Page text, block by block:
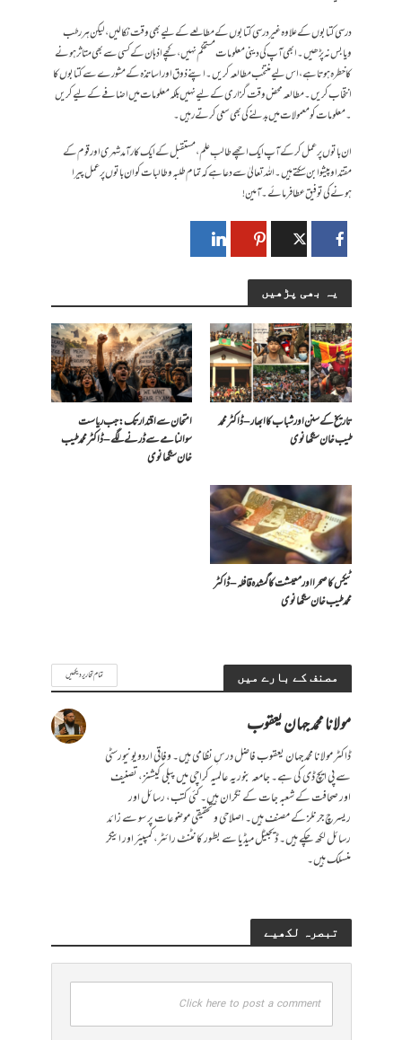
درسی کتابوں کے علاوہ غیر درسی کتابوں کے مطالعے کے لیے بھی وقت نکالیں ،لیکن ہر رطب
ویابس نہ پڑھیں ۔ابھی آپ کی دینی معلومات مستحکم نہیں ،کچے اذہان کے کسی سے بھی متاثر ہونے
کا خطرہ ہوتا ہے، اس لیے منتخب مطالعہ کریں ۔اپنے ذوق اور اساتذہ کے مشورے سے کتابوں کا
انتخاب کریں ۔مطالعہ محض وقت گزاری کے لیے نہیں بلکہ معلومات میں اضافے کے لیے کریں
۔معلومات کو معمولات میں بدلنے کی بھی سعی کرتے رہیں ۔
ان باتوں پر عمل کرکے آپ ایک اچھے طالبِ علم،مستقبل کے ایک کارآمد شہری اورقوم کے
مقتداوپیشوا بن سکتے ہیں۔ اللہ تعالیٰ سے دعا ہے کہ تمام طلبہ وطالبات کو ان باتوں پر عمل پیرا
ہونے کی توفیق عطا فرمائے۔آمین!
یہ بھی پڑھیں
تاریخ کے سنن اور شباب کا ابھار – ڈاکٹر محمد
طیب خان سنگھانوی
امتحان سے اقتدار تک: جب ریاست
سوالنامے سے ڈرنے لگے – ڈاکٹر محمد طیب
خان سنگھانوی
ٹیکس کا صحرا اور معیشت کا گمشدہ قافلہ – ڈاکٹر
محمد طیب خان سنگھانوی
مصنف کے بارے میں تمام تحاریر دیکھیں
مولانا محمد جہان یعقوب
ڈاکٹر مولانا محمد جہان یعقوب فاضل درسِ نظامی ہیں۔ وفاقی اردویونیورسٹی
سے پی ایچ ڈی کی ہے۔ جامعہ بنوریہ عالمیہ کراچی میں پبلی کیشنز، تصنیف
اور صحافت کے شعبہ جات کے نگران ہیں۔ کئی کتب، رسائل اور
ریسرچ جرنلز کے مصنف ہیں۔ اصلاحی و تحقیقی موضوعات پر سو سے زائد
رسائل لکھ چکے ہیں۔ ڈیجیٹل میڈیا سے بطور کانٹنٹ رائٹر، کمپیئر اور اینکر
منسلک ہیں۔
تبصرہ لکھیے
Click here to post a comment